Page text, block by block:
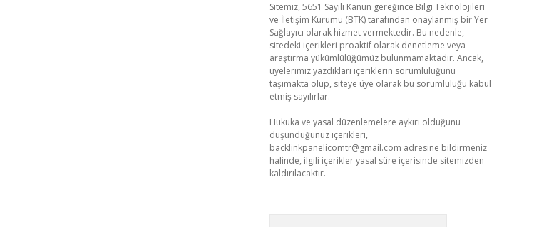
Sitemiz, 5651 Sayılı Kanun gereğince Bilgi Teknolojileri
ve İletişim Kurumu (BTK) tarafından onaylanmış bir Yer
Sağlayıcı olarak hizmet vermektedir. Bu nedenle,
sitedeki içerikleri proaktif olarak denetleme veya
araştırma yükümlülüğümüz bulunmamaktadır. Ancak,
üyelerimiz yazdıkları içeriklerin sorumluluğunu
taşımakta olup, siteye üye olarak bu sorumluluğu kabul
etmiş sayılırlar.
Hukuka ve yasal düzenlemelere aykırı olduğunu
düşündüğünüz içerikleri,
backlinkpanelicomtr@gmail.com adresine bildirmeniz
halinde, ilgili içerikler yasal süre içerisinde sitemizden
kaldırılacaktır.